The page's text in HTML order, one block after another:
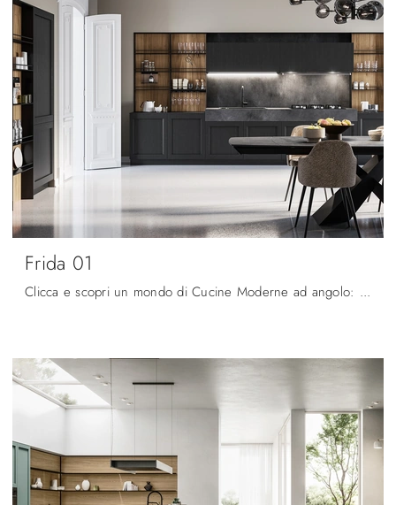
Frida 01
Clicca e scopri un mondo di Cucine Moderne ad angolo: la cucina Frida 01 Arredo3 in laccato opaco ti attende!